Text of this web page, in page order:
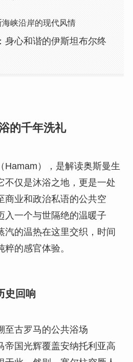
峡沿岸的现代风情
身心和谐的伊斯坦布尔终
的千年洗礼
Hamam），是解读奥斯曼生
不仅是沐浴之地，更是一处
商业和政治私语的公共空
入一个与世隔绝的温暖子
汽的温热在这里交织，时间
的感官体验。
史回响
至古罗马的公共浴场
帝国光辉覆盖安纳托利亚高